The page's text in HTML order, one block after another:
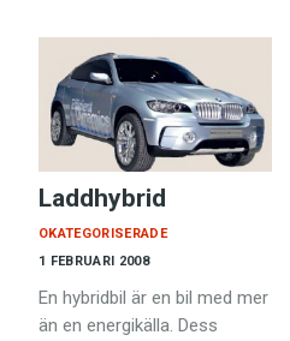
Laddhybrid
1 FEBRUARI 2008
OKATEGORISERADE
En hybridbil är en bil med mer
än en energikälla. Dess